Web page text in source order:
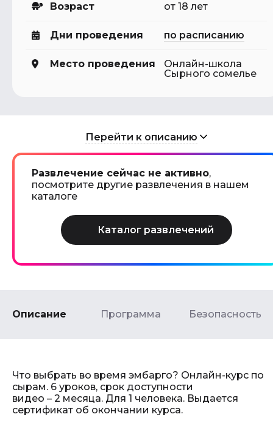
Возраст от 18 лет
Дни проведения по расписанию
Место проведения
Онлайн-школа
Сырного сомелье
Перейти к описанию
Развлечение сейчас не активно,
посмотрите другие развлечения в нашем
каталоге
Описание Программа Безопасность
Что выбрать во время эмбарго? Онлайн-курс по
сырам. 6 уроков, срок доступности
видео – 2 месяца. Для 1 человека. Выдается
сертификат об окончании курса.